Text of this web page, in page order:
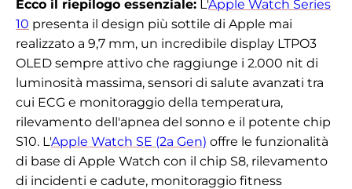
Ecco il riepilogo essenziale: L'Apple Watch Series
10 presenta il design più sottile di Apple mai
realizzato a 9,7 mm, un incredibile display LTPO3
OLED sempre attivo che raggiunge i 2.000 nit di
luminosità massima, sensori di salute avanzati tra
cui ECG e monitoraggio della temperatura,
rilevamento dell'apnea del sonno e il potente chip
S10. L'Apple Watch SE (2a Gen) offre le funzionalità
di base di Apple Watch con il chip S8, rilevamento
di incidenti e cadute, monitoraggio fitness